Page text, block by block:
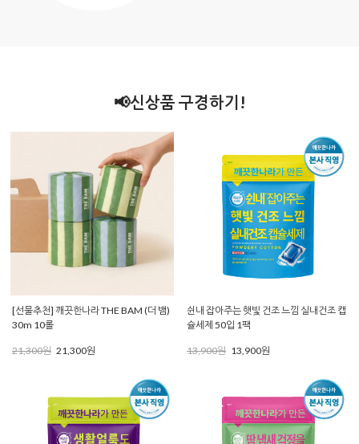
📢신상품 구경하기!
[선물추천] 깨끗한나라 THE BAM (더 뱀)
30m 10롤
21,300원 21,300원
쉰내 잡아주는 햇빛 건조 느낌 실내건조 캡
슐세제 50입 1팩
13,900원 13,900원